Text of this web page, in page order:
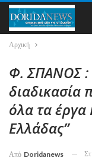
Αρχική
Φ. ΣΠΑΝΟΣ :
διαδικασία
όλα τα έργα
Ελλάδας”
Από Doridanews